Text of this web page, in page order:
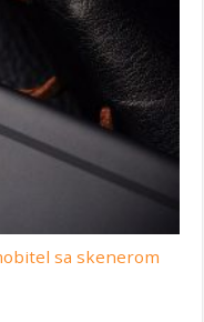
sa skenerom